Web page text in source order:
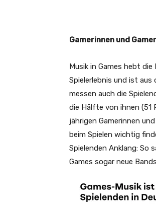
Gamerinnen und
Musik in Games hebt
Spielerlebnis und ist
messen auch die
die Hälfte von ihnen (51
jährigen Gamerinnen
beim Spielen wichtig
Spielenden Anklang: So
Games sogar neue